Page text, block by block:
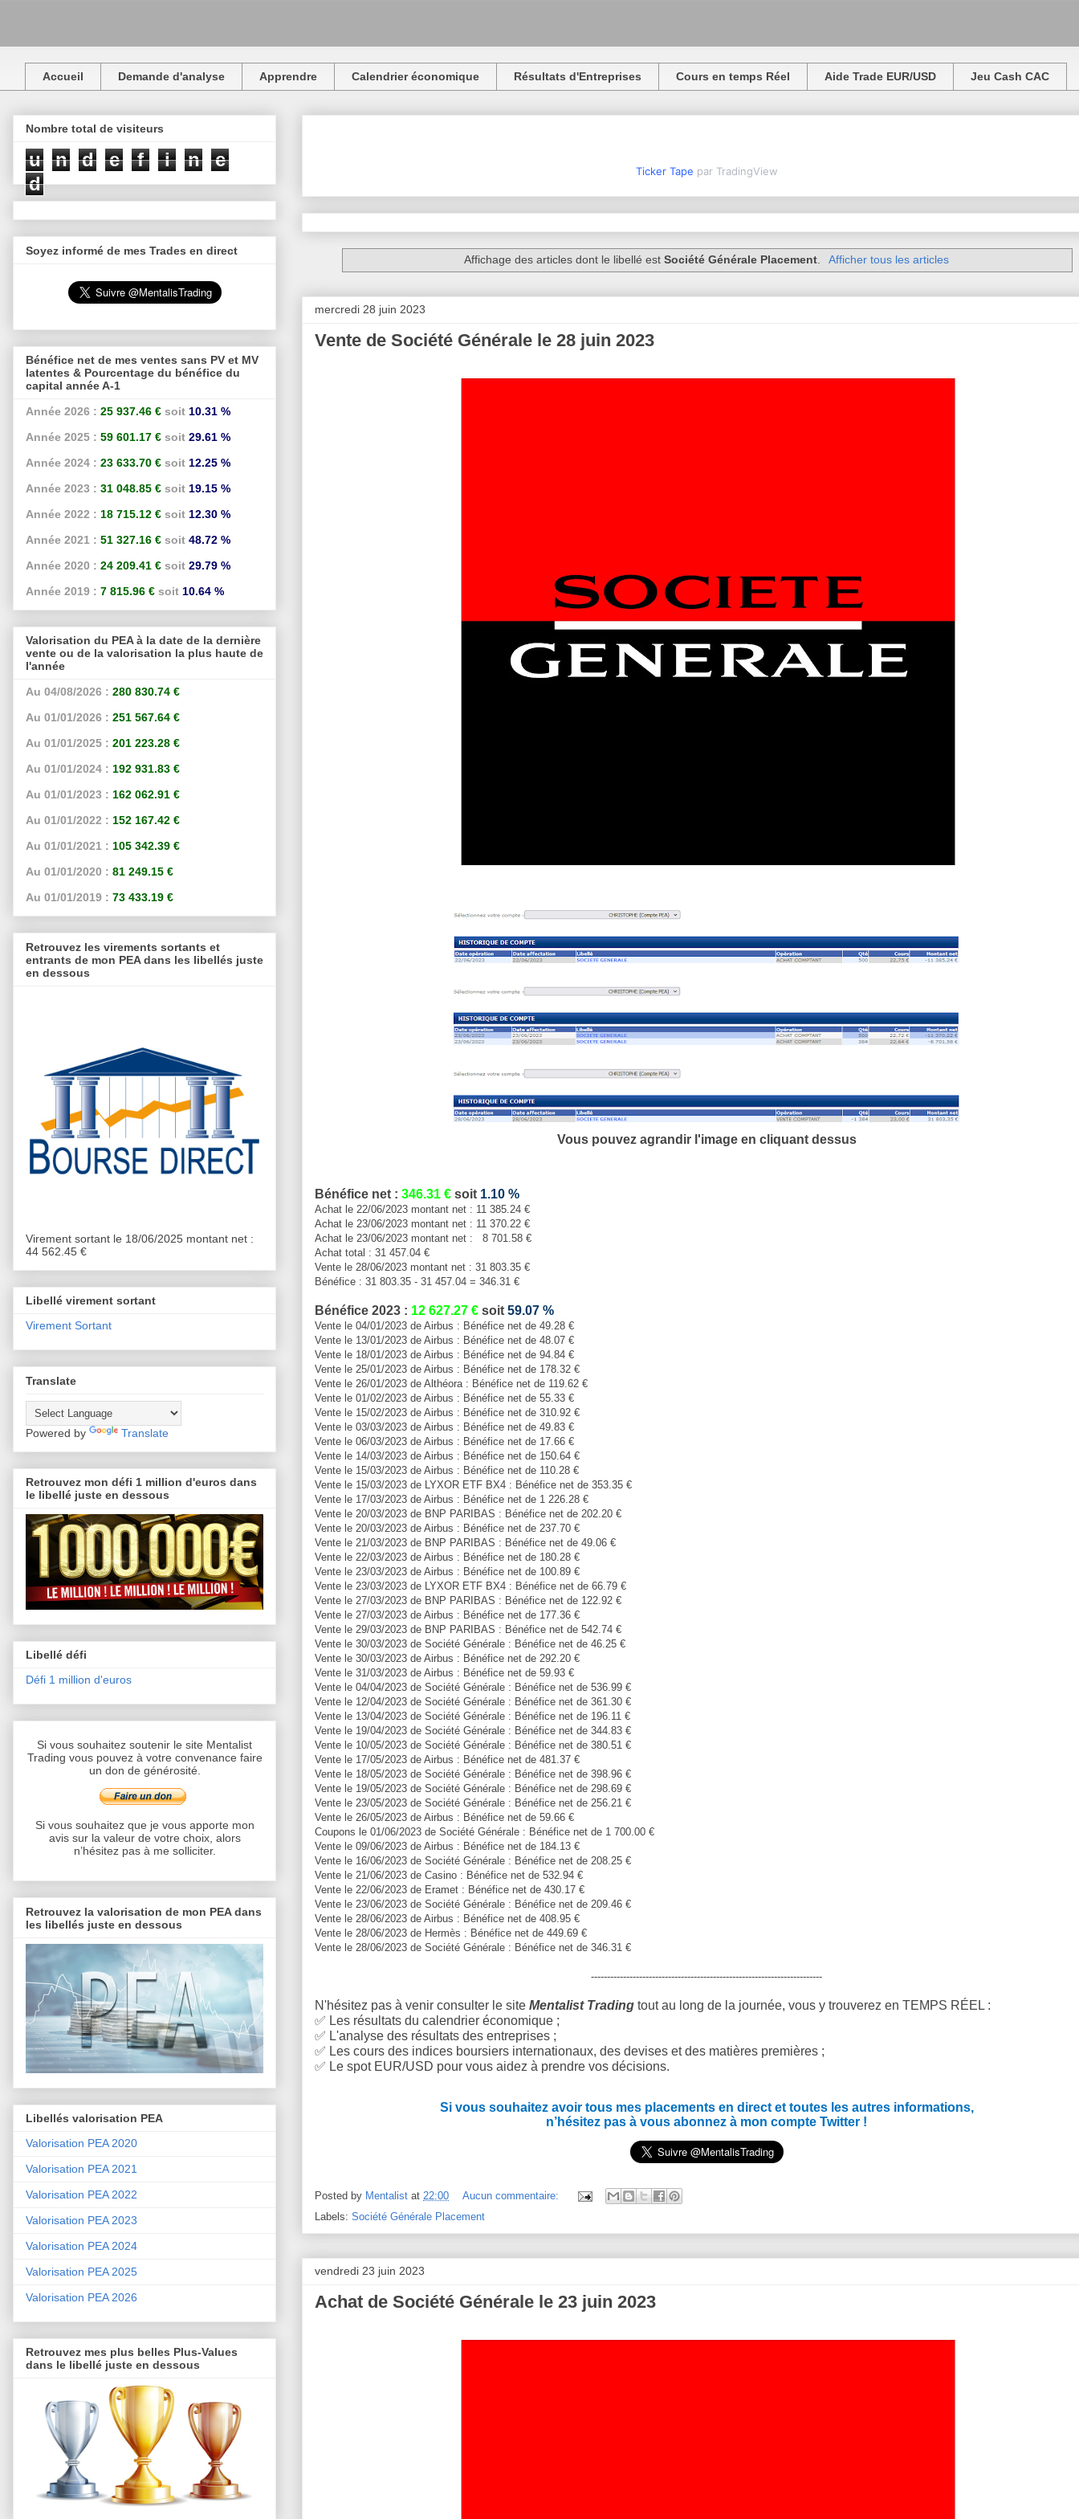
Accueil Demande d'analyse Apprendre Calendrier économique Résultats d'Entreprises Cours en temps Réel Aide Trade EUR/USD Jeu Cash CAC
Ticker Tape par TradingView
Affichage des articles dont le libellé estSociété Générale Placement Afficher tous les articles
mercredi 28 juin 2023
Vente de Société Générale le 28 juin 2023
Vous pouvez agrandirl'image en cliquant dessus
Bénéfice net : 346.31 € soit 1.10 %
Achat le 22/06/2023 montant net : 11 385.24 €
Achat le 23/06/2023 montant net : 11 370.22 €
Achat le 23/06/2023 montant net : 8 701.58 €
Achat total : 31 457.04 €
Vente le 28/06/2023 montant net : 31 803.35 €
Bénéfice : 31 803.35 - 31 457.04 = 346.31 €
Bénéfice 2023 : 12 627.27 € soit 59.07 %
Vente le 04/01/2023 de Airbus : Bénéfice net de 49.28 €
Vente le 13/01/2023 de Airbus : Bénéfice net de 48.07 €
Vente le 18/01/2023 de Airbus : Bénéfice net de 94.84 €
Vente le 25/01/2023 de Airbus : Bénéfice net de 178.32 €
Vente le 26/01/2023 de Althéora : Bénéfice net de 119.62 €
Vente le 01/02/2023 de Airbus : Bénéfice net de 55.33 €
Vente le 15/02/2023 de Airbus : Bénéfice net de 310.92 €
Vente le 03/03/2023 de Airbus : Bénéfice net de 49.83 €
Vente le 06/03/2023 de Airbus : Bénéfice net de 17.66 €
Vente le 14/03/2023 de Airbus : Bénéfice net de 150.64 €
Vente le 15/03/2023 de Airbus : Bénéfice net de 110.28 €
Vente le 15/03/2023 de LYXOR ETF BX4 : Bénéfice net de 353.35 €
Vente le 17/03/2023 de Airbus : Bénéfice net de 1 226.28 €
Vente le 20/03/2023 de BNP PARIBAS : Bénéfice net de 202.20 €
Vente le 20/03/2023 de Airbus : Bénéfice net de 237.70 €
Vente le 21/03/2023 de BNP PARIBAS : Bénéfice net de 49.06 €
Vente le 22/03/2023 de Airbus : Bénéfice net de 180.28 €
Vente le 23/03/2023 de Airbus : Bénéfice net de 100.89 €
Vente le 23/03/2023 de LYXOR ETF BX4 : Bénéfice net de 66.79 €
Vente le 27/03/2023 de BNP PARIBAS : Bénéfice net de 122.92 €
Vente le 27/03/2023 de Airbus : Bénéfice net de 177.36 €
Vente le 29/03/2023 de BNP PARIBAS : Bénéfice net de 542.74 €
Vente le 30/03/2023 de Société Générale : Bénéfice net de 46.25 €
Vente le 30/03/2023 de Airbus : Bénéfice net de 292.20 €
Vente le 31/03/2023 de Airbus : Bénéfice net de 59.93 €
Vente le 04/04/2023 de Société Générale : Bénéfice net de 536.99 €
Vente le 12/04/2023 de Société Générale : Bénéfice net de 361.30 €
Vente le 13/04/2023 de Société Générale : Bénéfice net de 196.11 €
Vente le 19/04/2023 de Société Générale : Bénéfice net de 344.83 €
Vente le 10/05/2023 de Société Générale : Bénéfice net de 380.51 €
Vente le 17/05/2023 de Airbus : Bénéfice net de 481.37 €
Vente le 18/05/2023 de Société Générale : Bénéfice net de 398.96 €
Vente le 19/05/2023 de Société Générale : Bénéfice net de 298.69 €
Vente le 23/05/2023 de Société Générale : Bénéfice net de 256.21 €
Vente le 26/05/2023 de Airbus : Bénéfice net de 59.66 €
Coupons le 01/06/2023 de Société Générale : Bénéfice net de 1 700.00 €
Vente le 09/06/2023 de Airbus : Bénéfice net de 184.13 €
Vente le 16/06/2023 de Société Générale : Bénéfice net de 208.25 €
Vente le 21/06/2023 de Casino : Bénéfice net de 532.94 €
Vente le 22/06/2023 de Eramet : Bénéfice net de 430.17 €
Vente le 23/06/2023 de Société Générale : Bénéfice net de 209.46 €
Vente le 28/06/2023 de Airbus : Bénéfice net de 408.95 €
Vente le 28/06/2023 de Hermès : Bénéfice net de 449.69 €
Vente le 28/06/2023 de Société Générale : Bénéfice net de 346.31 €
------------------------------------------------------------------------
N'hésitez pas à venir consulter le site Mentalist Trading tout au long de la journée, vous y trouverez en TEMPS RÉEL :
✅ Les résultats du calendrier économique ;
✅ L'analyse des résultats des entreprises ;
✅ Les cours des indices boursiers internationaux, des devises et des matières premières ;
✅ Le spot EUR/USD pour vous aidez à prendre vos décisions.
Si vous souhaitez avoir tous mes placements en direct et toutes les autres informations,
n’hésitez pas à vous abonnez à mon compte Twitter !
Posted by Mentalist at 22:00
Aucun commentaire:
Labels: Société Générale Placement
vendredi 23 juin 2023
Achat de Société Générale le 23 juin 2023
Nombre total de visiteurs
u n d e f i n
e
d
Soyez informé de mes Trades en direct
Bénéfice net de mes ventes sans PV et MV
latentes & Pourcentage du bénéfice du
capital année A-1
Année 2026 : 25 937.46 € soit 10.31 %
Année 2025 : 59 601.17 € soit 29.61 %
Année 2024 : 23 633.70 € soit 12.25 %
Année 2023 : 31 048.85 € soit 19.15 %
Année 2022 : 18 715.12 € soit 12.30 %
Année 2021 : 51 327.16 € soit 48.72 %
Année 2020 : 24 209.41 € soit 29.79 %
Année 2019 : 7 815.96 € soit 10.64 %
Valorisation du PEA à la date de la dernière
vente ou de la valorisation la plus haute de
l'année
Au 04/08/2026 : 280 830.74 €
Au 01/01/2026 : 251 567.64 €
Au 01/01/2025 : 201 223.28 €
Au 01/01/2024 : 192 931.83 €
Au 01/01/2023 : 162 062.91 €
Au 01/01/2022 : 152 167.42 €
Au 01/01/2021 : 105 342.39 €
Au 01/01/2020 : 81 249.15 €
Au 01/01/2019 : 73 433.19 €
Retrouvez les virements sortants et
entrants de mon PEA dans les libellés juste
en dessous
Virement sortant le 18/06/2025 montant net :
44 562.45 €
Libellé virement sortant
Virement Sortant
Translate
Powered by Translate
Retrouvez mon défi 1 million d'euros dans
le libellé juste en dessous
Libellé défi
Défi 1 million d'euros
Si vous souhaitez soutenir le site Mentalist
Trading vous pouvez à votre convenance faire
un don de générosité.
Si vous souhaitez que je vous apporte mon
avis sur la valeur de votre choix, alors
n’hésitez pas à me solliciter.
Retrouvez la valorisation de mon PEA dans
les libellés juste en dessous
Libellés valorisation PEA
Valorisation PEA 2020
Valorisation PEA 2021
Valorisation PEA 2022
Valorisation PEA 2023
Valorisation PEA 2024
Valorisation PEA 2025
Valorisation PEA 2026
Retrouvez mes plus belles Plus-Values
dans le libellé juste en dessous